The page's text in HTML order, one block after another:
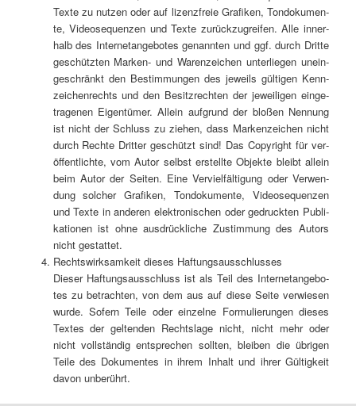
Tex­te zu nut­zen oder auf lizenz­freie Gra­fi­ken, Ton­do­ku­men­
te, Video­se­quen­zen und Tex­te zurück­zu­grei­fen. Alle inner­
halb des Inter­net­an­ge­bo­tes genann­ten und ggf. durch Drit­te
geschütz­ten Mar­ken- und Waren­zei­chen unter­lie­gen unein­
ge­schränkt den Bestim­mun­gen des jeweils gül­ti­gen Kenn­
zei­chen­rechts und den Besitz­rech­ten der jewei­li­gen ein­ge­
tra­ge­nen Eigen­tü­mer. Allein auf­grund der blo­ßen Nen­nung
ist nicht der Schluss zu zie­hen, dass Mar­ken­zei­chen nicht
durch Rech­te Drit­ter geschützt sind! Das Copy­right für ver­
öf­fent­lich­te, vom Autor selbst erstell­te Objek­te bleibt allein
beim Autor der Sei­ten. Eine Ver­viel­fäl­ti­gung oder Ver­wen­
dung sol­cher Gra­fi­ken, Ton­do­ku­men­te, Video­se­quen­zen
und Tex­te in ande­ren elek­tro­ni­schen oder gedruck­ten Publi­
ka­tio­nen ist ohne aus­drück­li­che Zustim­mung des Autors
nicht gestattet.
Rechts­wirk­sam­keit die­ses Haftungsausschlusses
Die­ser Haf­tungs­aus­schluss ist als Teil des Inter­net­an­ge­bo­
tes zu betrach­ten, von dem aus auf die­se Sei­te ver­wie­sen
wur­de. Sofern Tei­le oder ein­zel­ne For­mu­lie­run­gen die­ses
Tex­tes der gel­ten­den Rechts­la­ge nicht, nicht mehr oder
nicht voll­stän­dig ent­spre­chen soll­ten, blei­ben die übri­gen
Tei­le des Doku­men­tes in ihrem Inhalt und ihrer Gül­tig­keit
davon unberührt.